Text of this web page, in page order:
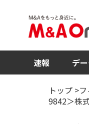
速報 デ
トップ >
9842＞株